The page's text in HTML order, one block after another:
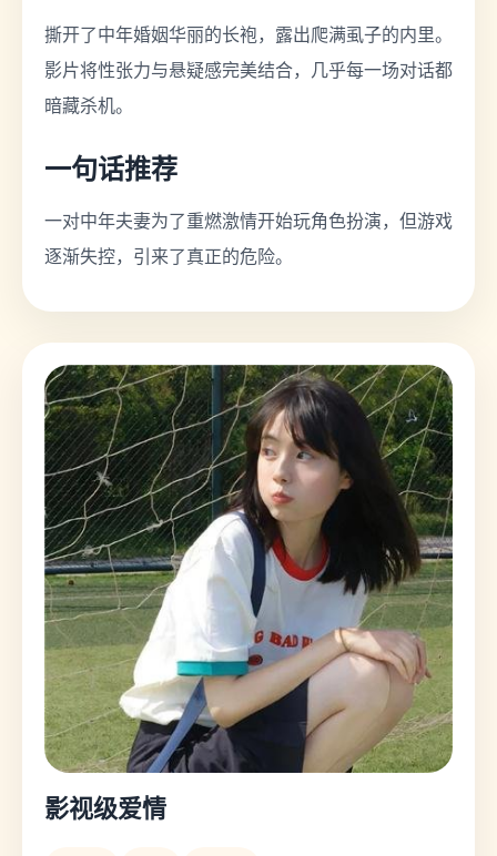
撕开了中年婚姻华丽的长袍，露出爬满虱子的内里。
影片将性张力与悬疑感完美结合，几乎每一场对话都
暗藏杀机。
一句话推荐
一对中年夫妻为了重燃激情开始玩角色扮演，但游戏
逐渐失控，引来了真正的危险。
影视级爱情